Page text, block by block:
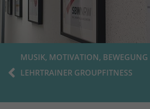
MUSIK, MOTIVATION, BEWEGUNG
LEHRTRAINER GROUPFITNESS
Anzeigenplatzierung zu